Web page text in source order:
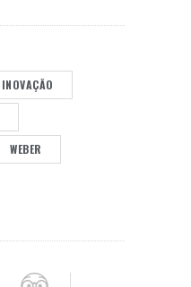
INOVAÇÃO
WEBER